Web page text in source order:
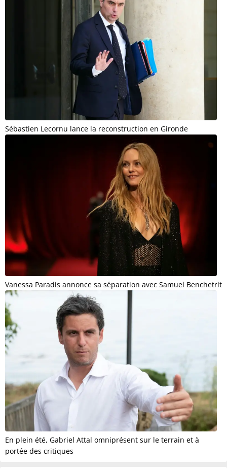
Sébastien Lecornu lance la reconstruction en Gironde
Vanessa Paradis annonce sa séparation avec Samuel Benchetrit
En plein été, Gabriel Attal omniprésent sur le terrain et à
portée des critiques